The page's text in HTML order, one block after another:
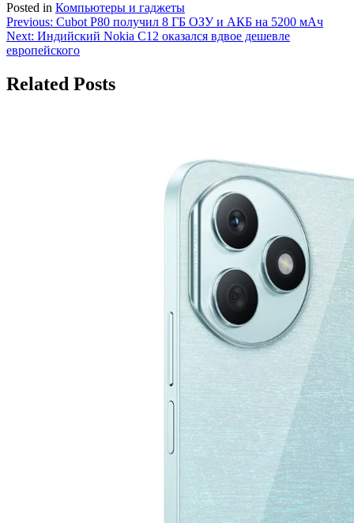
Posted in Компьютеры и гаджеты
Навигация
по
Previous: Cubot P80 получил 8 ГБ ОЗУ и АКБ на 5200 мАч
Next: Индийский Nokia C12 оказался вдвое дешевле
европейского
Related Posts